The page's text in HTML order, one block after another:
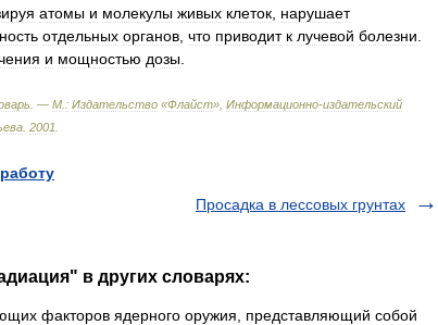
атомы и молекулы живых клеток нарушает
отдельных органов что приводит к лучевой болезни
и мощностью дозы
. — М : Издательство «Флайст», Информационно-издательский
2001
Просадка в лессовых грунтах
в других словарях:
факторов ядерного оружия, представляющий собой